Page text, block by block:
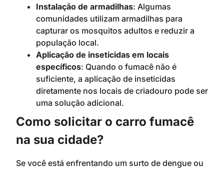
Instalação de armadilhas: Algumas
comunidades utilizam armadilhas para
capturar os mosquitos adultos e reduzir a
população local.
Aplicação de inseticidas em locais
específicos: Quando o fumacê não é
suficiente, a aplicação de inseticidas
diretamente nos locais de criadouro pode ser
uma solução adicional.
Como solicitar o carro fumacê
na sua cidade?
Se você está enfrentando um surto de dengue ou